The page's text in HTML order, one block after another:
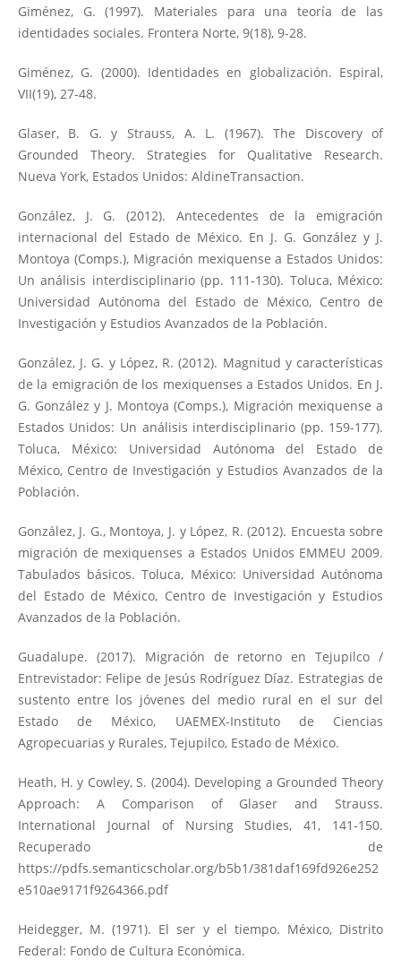
Giménez, G. (1997). Materiales para una teoría de las
identidades sociales. Frontera Norte, 9(18), 9-28.
Giménez, G. (2000). Identidades en globalización. Espiral,
VII(19), 27-48.
Glaser, B. G. y Strauss, A. L. (1967). The Discovery of
Grounded Theory. Strategies for Qualitative Research.
Nueva York, Estados Unidos: AldineTransaction.
González, J. G. (2012). Antecedentes de la emigración
internacional del Estado de México. En J. G. González y J.
Montoya (Comps.), Migración mexiquense a Estados Unidos:
Un análisis interdisciplinario (pp. 111-130). Toluca, México:
Universidad Autónoma del Estado de México, Centro de
Investigación y Estudios Avanzados de la Población.
González, J. G. y López, R. (2012). Magnitud y características
de la emigración de los mexiquenses a Estados Unidos. En J.
G. González y J. Montoya (Comps.), Migración mexiquense a
Estados Unidos: Un análisis interdisciplinario (pp. 159-177).
Toluca, México: Universidad Autónoma del Estado de
México, Centro de Investigación y Estudios Avanzados de la
Población.
González, J. G., Montoya, J. y López, R. (2012). Encuesta sobre
migración de mexiquenses a Estados Unidos EMMEU 2009.
Tabulados básicos. Toluca, México: Universidad Autónoma
del Estado de México, Centro de Investigación y Estudios
Avanzados de la Población.
Guadalupe. (2017). Migración de retorno en Tejupilco /
Entrevistador: Felipe de Jesús Rodríguez Díaz. Estrategias de
sustento entre los jóvenes del medio rural en el sur del
Estado de México, UAEMEX-Instituto de Ciencias
Agropecuarias y Rurales, Tejupilco, Estado de México.
Heath, H. y Cowley, S. (2004). Developing a Grounded Theory
Approach: A Comparison of Glaser and Strauss.
International Journal of Nursing Studies, 41, 141-150.
Recuperado de
https://pdfs.semanticscholar.org/b5b1/381daf169fd926e252
e510ae9171f9264366.pdf
Heidegger, M. (1971). El ser y el tiempo. México, Distrito
Federal: Fondo de Cultura Económica.